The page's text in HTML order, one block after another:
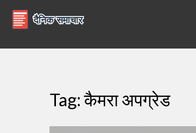
Tag: कैमरा अपग्रेड